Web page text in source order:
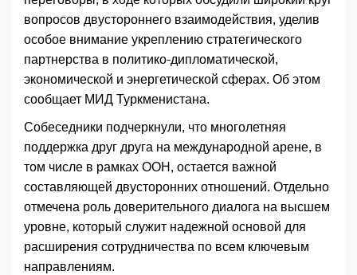
вопросов двустороннего взаимодействия, уделив
особое внимание укреплению стратегического
партнерства в политико-дипломатической,
экономической и энергетической сферах. Об этом
сообщает МИД Туркменистана.
Собеседники подчеркнули, что многолетняя
поддержка друг друга на международной арене, в
том числе в рамках ООН, остается важной
составляющей двусторонних отношений. Отдельно
отмечена роль доверительного диалога на высшем
уровне, который служит надежной основой для
расширения сотрудничества по всем ключевым
направлениям.